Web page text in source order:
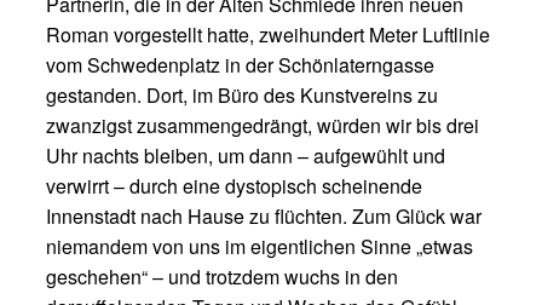
Roman vorgestellt hatte, zweihundert Meter Luftlinie
vom Schwedenplatz in der Schönlaterngasse
gestanden. Dort, im Büro des Kunstvereins zu
zwanzigst zusammengedrängt, würden wir bis drei
Uhr nachts bleiben, um dann – aufgewühlt und
verwirrt – durch eine dystopisch scheinende
Innenstadt nach Hause zu flüchten. Zum Glück war
niemandem von uns im eigentlichen Sinne „etwas
geschehen“ – und trotzdem wuchs in den